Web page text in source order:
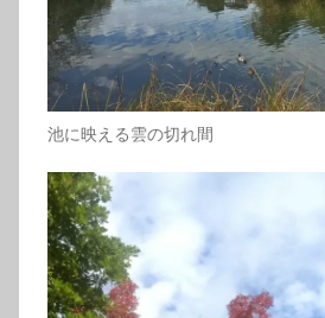
池に映える雲の切れ間